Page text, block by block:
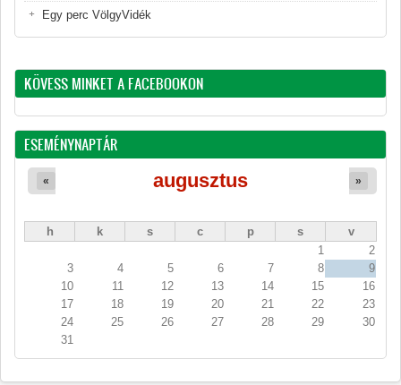
Egy perc VölgyVidék
KÖVESS MINKET A FACEBOOKON
ESEMÉNYNAPTÁR
augusztus
« »
h k s c p s
v
1
2
3
4 5 6 7 8
9
10
11 12 13 14 15
16
17
18 19 20 21 22
23
24
25 26 27 28 29
30
31